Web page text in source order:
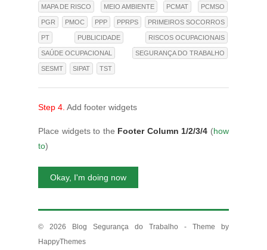
MAPA DE RISCO MEIO AMBIENTE PCMAT PCMSO
PGR PMOC PPP PPRPS PRIMEIROS SOCORROS
PT PUBLICIDADE RISCOS OCUPACIONAIS
SAÚDE OCUPACIONAL SEGURANÇA DO TRABALHO
SESMT SIPAT TST
Step 4. Add footer widgets
Place widgets to the Footer Column 1/2/3/4 (how
to)
Okay, I'm doing now
© 2026 Blog Segurança do Trabalho - Theme by
HappyThemes